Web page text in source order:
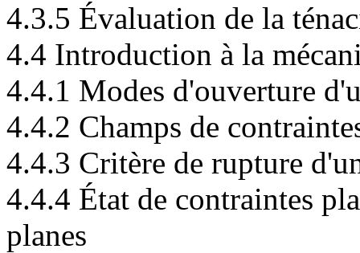
4.3.5 Évaluation de la
4.4 Introduction à la
4.4.1 Modes d'ouverture
4.4.2 Champs de
4.4.3 Critère de rupture
4.4.4 État de contraintes
planes